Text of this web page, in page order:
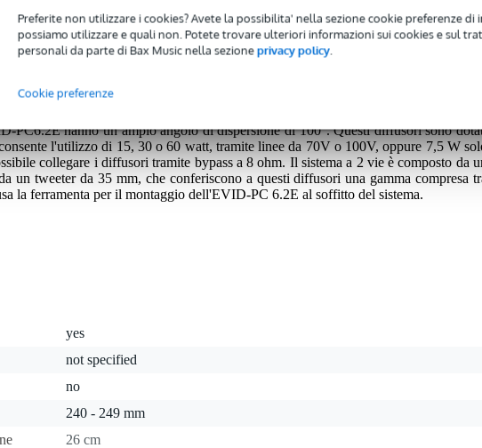
Preferite non utilizzare i cookies? Avete la possibilita' nella sezione cookie preferenze di
possiamo utilizzare e quali non. Potete trovare ulteriori informazioni sui cookies e sul
personali da parte di Bax Music nella sezioneprivacy policy.
Cookie preferenze
garanzia di 2 anni.
a 2 vie da 6,5 pollici EVID-PC6.2E di Electro-Voice è ideale per diversi utilizzi, tra
e in primo piano, ma anche l'evacuazione della voce, le trasmissioni e altri scopi. I
PC6.2E hanno un ampio angolo di dispersione di 100°. Questi diffusori sono
l'utilizzo di 15, 30 o 60 watt, tramite linee da 70V o 100V, oppure 7,5 W
collegare i diffusori tramite bypass a 8 ohm. Il sistema a 2 vie è composto da
un tweeter da 35 mm, che conferiscono a questi diffusori una gamma compresa
la ferramenta per il montaggio dell'EVID-PC 6.2E al soffitto del sistema.
yes
not specified
no
240 - 249 mm
26 cm